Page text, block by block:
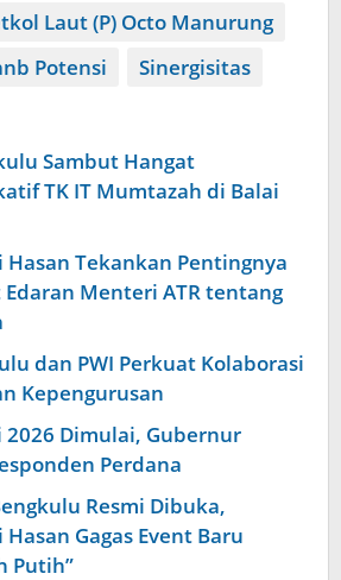
Laut (P) Octo Manurung
Potensi
Sinergisitas
Sambut Hangat
TK IT Mumtazah di Balai
Tekankan Pentingnya
Edaran Menteri ATR tentang
dan PWI Perkuat Kolaborasi
Kepengurusan
2026 Dimulai, Gubernur
Perdana
Resmi Dibuka,
Gagas Event Baru
Putih”